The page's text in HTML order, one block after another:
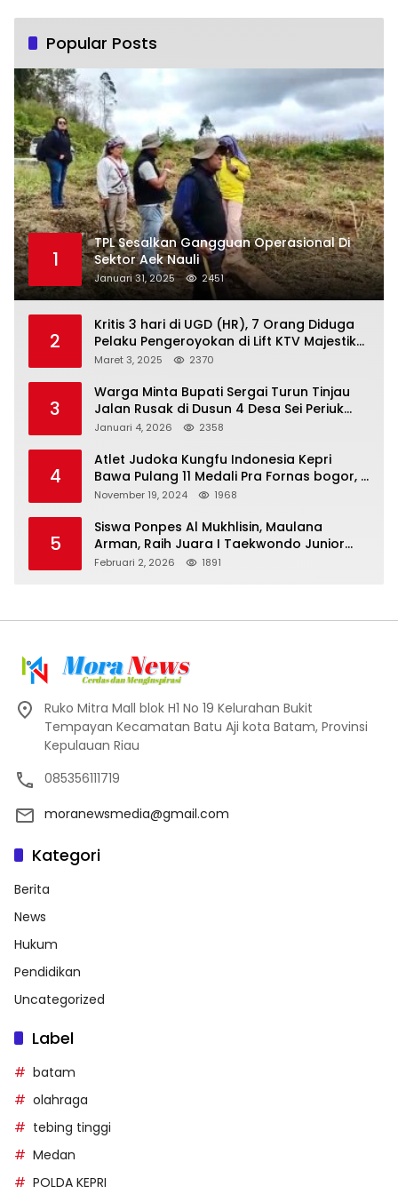
Popular Posts
1
TPL Sesalkan Gangguan Operasional Di
Sektor Aek Nauli
Januari 31, 2025 2451
2
Kritis 3 hari di UGD (HR), 7 Orang Diduga
Pelaku Pengeroyokan di Lift KTV Majestik
Melenggang Bebas, Kantor Hukum JAP
Tanjungpinang
Maret 3, 2025 2370
3
Warga Minta Bupati Sergai Turun Tinjau
Jalan Rusak di Dusun 4 Desa Sei Periuk
Serdang Bedagai
Januari 4, 2026 2358
4
Atlet Judoka Kungfu Indonesia Kepri
Bawa Pulang 11 Medali Pra Fornas bogor, 3
Emas dan 8 Perunggu.
November 19, 2024 1968
5
Siswa Ponpes Al Mukhlisin, Maulana
Arman, Raih Juara I Taekwondo Junior
Putra di Riau National Championship 2026
Februari 2, 2026 1891
Ruko Mitra Mall blok H1 No 19 Kelurahan Bukit
Tempayan Kecamatan Batu Aji kota Batam, Provinsi
Kepulauan Riau
085356111719
moranewsmedia@gmail.com
Kategori
Berita
News
Hukum
Pendidikan
Uncategorized
Label
batam
olahraga
tebing tinggi
Medan
POLDA KEPRI